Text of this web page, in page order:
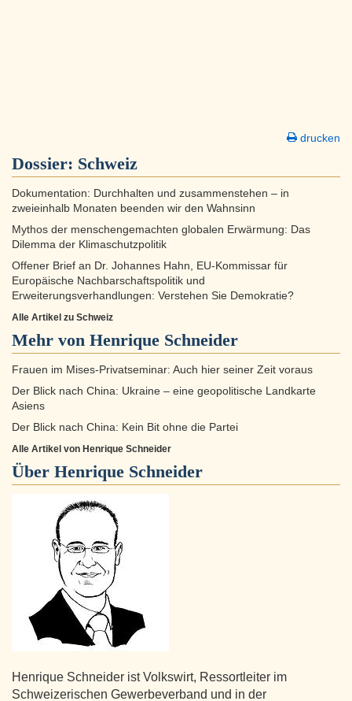
drucken
Dossier: Schweiz
Dokumentation: Durchhalten und zusammenstehen – in
zweieinhalb Monaten beenden wir den Wahnsinn
Mythos der menschengemachten globalen Erwärmung: Das
Dilemma der Klimaschutzpolitik
Offener Brief an Dr. Johannes Hahn, EU-Kommissar für
Europäische Nachbarschaftspolitik und
Erweiterungsverhandlungen: Verstehen Sie Demokratie?
Alle Artikel zu Schweiz
Mehr von Henrique Schneider
Frauen im Mises-Privatseminar: Auch hier seiner Zeit voraus
Der Blick nach China: Ukraine – eine geopolitische Landkarte
Asiens
Der Blick nach China: Kein Bit ohne die Partei
Alle Artikel von Henrique Schneider
Über Henrique Schneider
Henrique Schneider ist Volkswirt, Ressortleiter im
Schweizerischen Gewerbeverband und in der